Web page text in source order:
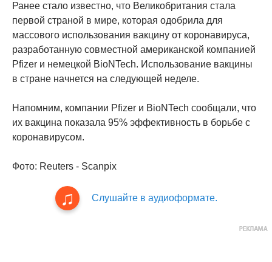
Ранее стало известно, что Великобритания стала
первой страной в мире, которая одобрила для
массового использования вакцину от коронавируса,
разработанную совместной американской компанией
Pfizer и немецкой BioNTech. Использование вакцины
в стране начнется на следующей неделе.
Напомним, компании Pfizer и BioNTech сообщали, что
их вакцина показала 95% эффективность в борьбе с
коронавирусом.
Фото: Reuters - Scanpix
Слушайте в аудиоформате.